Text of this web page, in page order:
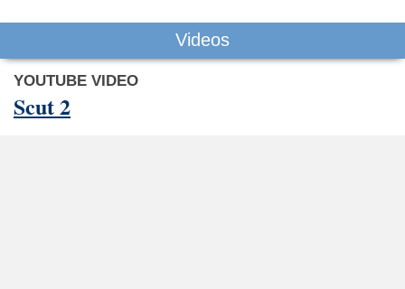
Videos
YOUTUBE VIDEO
Scut 2